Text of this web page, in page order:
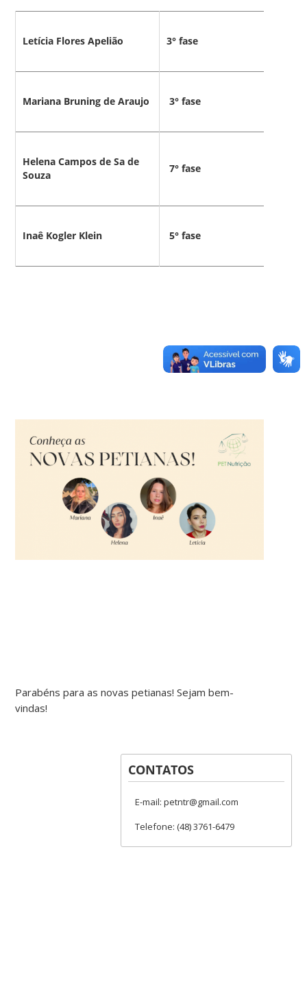
Letícia Flores Apelião 3° fase
Mariana Bruning de Araujo 3° fase
Helena Campos de Sa de
Souza
7° fase
Inaê Kogler Klein 5° fase
Parabéns para as novas petianas! Sejam bem-
vindas!
CONTATOS
E-mail: petntr@gmail.com
Telefone: (48) 3761-6479